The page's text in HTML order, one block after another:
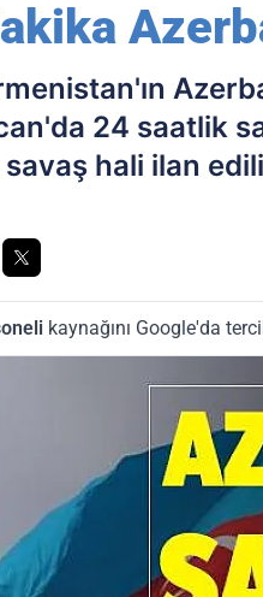
24 saatlik
hali ilan
kaynağını Google'da